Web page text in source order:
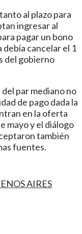
al plazo para
ingresar al
pagar un bono
debía cancelar el 1
del gobierno
par mediano no
de pago dada la
en la oferta
mayo y el diálogo
también
fuentes.
AIRES